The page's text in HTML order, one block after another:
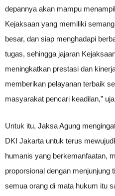
depannya akan mampu
Kejaksaan yang memiliki
besar, dan siap menghadapi
tugas, sehingga jajaran
meningkatkan prestasi dan
memberikan pelayanan terbaik
masyarakat pencari keadilan,”
Untuk itu, Jaksa Agung
DKI Jakarta untuk terus
humanis yang berkemanfaatan,
proporsional dengan menjunjung
semua orang di mata hukum itu